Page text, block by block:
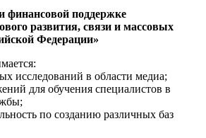
финансовой поддержке
развития, связи и массовых
Федерации»
исследований в области медиа;
для обучения специалистов в
по созданию различных баз